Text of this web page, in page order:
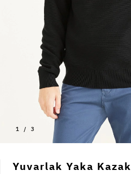
1 / 3
Yuvarlak Yaka Kazak